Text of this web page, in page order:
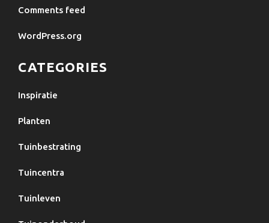
Comments feed
WordPress.org
CATEGORIES
Inspiratie
Planten
Tuinbestrating
Tuincentra
Tuinleven